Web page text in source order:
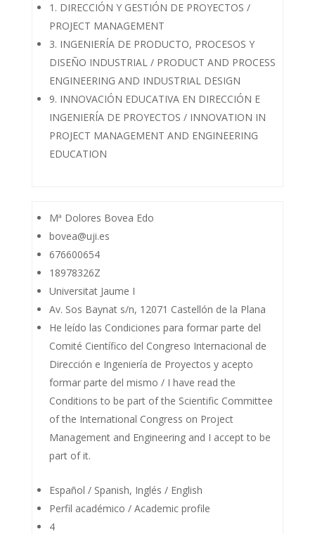
1. DIRECCIÓN Y GESTIÓN DE PROYECTOS /
PROJECT MANAGEMENT
3. INGENIERÍA DE PRODUCTO, PROCESOS Y
DISEÑO INDUSTRIAL / PRODUCT AND PROCESS
ENGINEERING AND INDUSTRIAL DESIGN
9. INNOVACIÓN EDUCATIVA EN DIRECCIÓN E
INGENIERÍA DE PROYECTOS / INNOVATION IN
PROJECT MANAGEMENT AND ENGINEERING
EDUCATION
Mª Dolores Bovea Edo
bovea@uji.es
676600654
18978326Z
Universitat Jaume I
Av. Sos Baynat s/n, 12071 Castellón de la Plana
He leído las Condiciones para formar parte del
Comité Científico del Congreso Internacional de
Dirección e Ingeniería de Proyectos y acepto
formar parte del mismo / I have read the
Conditions to be part of the Scientific Committee
of the International Congress on Project
Management and Engineering and I accept to be
part of it.
Español / Spanish, Inglés / English
Perfil académico / Academic profile
4